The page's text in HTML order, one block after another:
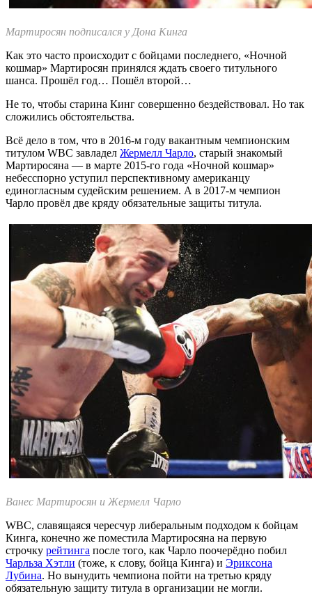
Мартиросян подписался у Дона Кинга
Как это часто происходит с бойцами последнего, «Ночной
кошмар» Мартиросян принялся ждать своего титульного
шанса. Прошёл год… Пошёл второй…
Не то, чтобы старина Кинг совершенно бездействовал. Но так
сложились обстоятельства.
Всё дело в том, что в 2016-м году вакантным чемпионским
титулом WBC завладел Жермелл Чарло, старый знакомый
Мартиросяна — в марте 2015-го года «Ночной кошмар»
небесспорно уступил перспективному американцу
единогласным судейским решением. А в 2017-м чемпион
Чарло провёл две кряду обязательные защиты титула.
Ванес Мартиросян и Жермелл Чарло
WBC, славящаяся чересчур либеральным подходом к бойцам
Кинга, конечно же поместила Мартиросяна на первую
строчку рейтинга после того, как Чарло поочерёдно побил
Чарльза Хэтли (тоже, к слову, бойца Кинга) и Эриксона
Лубина. Но вынудить чемпиона пойти на третью кряду
обязательную защиту титула в организации не могли.